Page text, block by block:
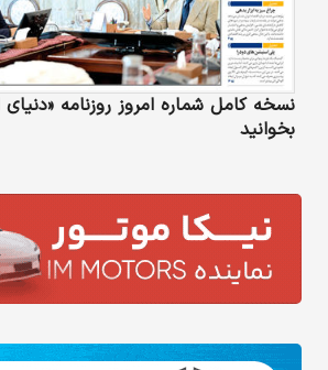
نسخه کامل شماره امروز روزنامه «دنیای‌
بخوانید